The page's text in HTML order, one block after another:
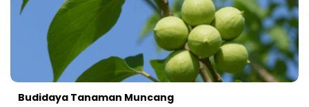
Budidaya Tanaman Muncang